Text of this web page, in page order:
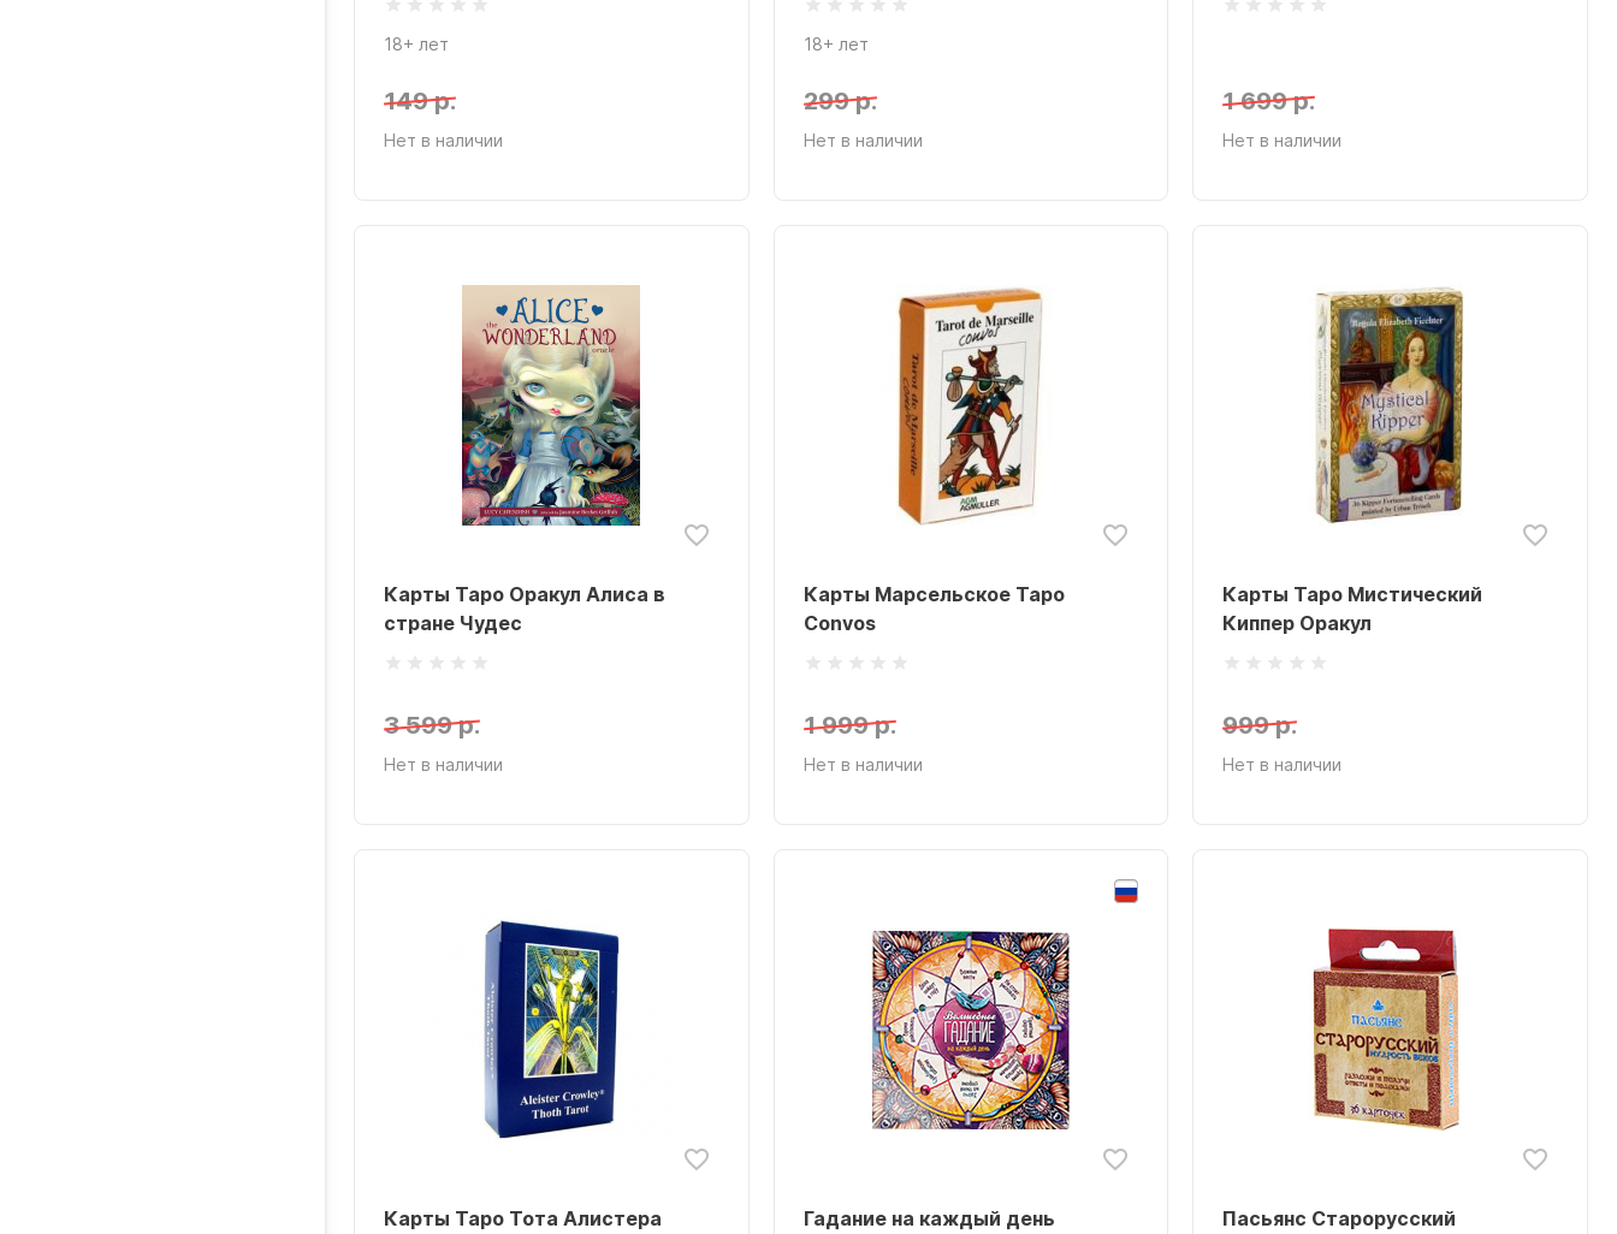
18+ лет
149 р.
Нет в наличии
18+ лет
299 р.
Нет в наличии
1 699 р.
Нет в наличии
Карты Таро Оракул Алиса в
стране Чудес
3 599 р.
Нет в наличии
Карты Марсельское Таро
Convos
1 999 р.
Нет в наличии
Карты Таро Мистический
Киппер Оракул
999 р.
Нет в наличии
Карты Таро Тота Алистера
Гадание на каждый день Пасьянс Старорусский